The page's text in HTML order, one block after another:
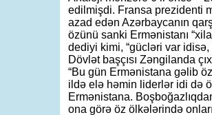
edilmişdi. Fransa prezidenti
azad edən Azərbaycanın
özünü sanki Ermənistanı
dediyi kimi, “gücləri var
Dövlət başçısı Zəngilanda
“Bu gün Ermənistana gəlib
ildə elə həmin liderlər idi də
Ermənistana.
ona görə öz ölkələrində